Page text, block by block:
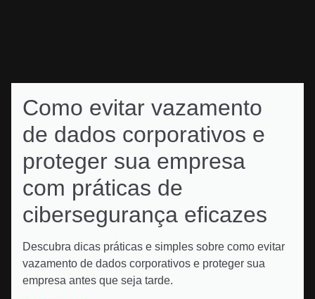
Como evitar vazamento
de dados corporativos e
proteger sua empresa
com práticas de
cibersegurança eficazes
Descubra dicas práticas e simples sobre como evitar
vazamento de dados corporativos e proteger sua
empresa antes que seja tarde.